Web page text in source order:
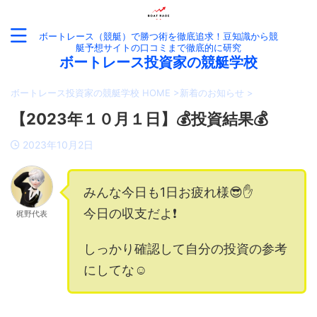
ボートレース（競艇）で勝つ術を徹底追求！豆知識から競
艇予想サイトの口コミまで徹底的に研究
ボートレース投資家の競艇学校
ボートレース投資家の競艇学校 HOME >新着のお知らせ >
【2023年１０月１日】💰投資結果💰
2023年10月2日
梶野代表
みんな今日も1日お疲れ様😎✋
今日の収支だよ❗️
しっかり確認して自分の投資の参考
にしてな☺️